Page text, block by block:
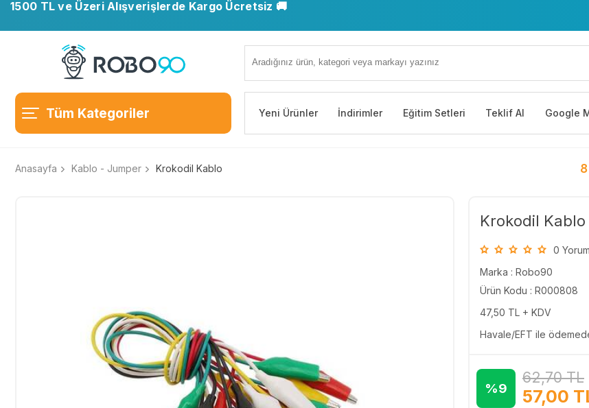
1500 TL ve Üzeri Alışverişlerde Kargo Ücretsiz 🚚
Tüm Kategoriler Yeni Ürünler İndirimler Eğitim Setleri Teklif Al Google
Anasayfa Kablo - Jumper Krokodil Kablo
Krokodil
0
Marka : Robo90
Ürün Kodu : R000808
47,50 TL + KDV
Havale/EFT ile
%9 57,00
62,70TL